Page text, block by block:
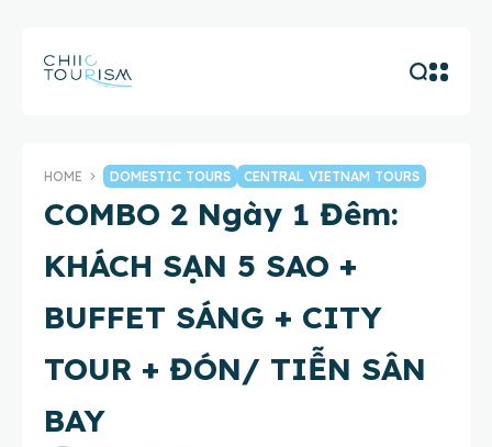
HOME DOMESTIC TOURS CENTRAL VIETNAM TOURS
COMBO 2 Ngày 1 Đêm:
KHÁCH SẠN 5 SAO +
BUFFET SÁNG + CITY
TOUR + ĐÓN/ TIỄN SÂN
BAY